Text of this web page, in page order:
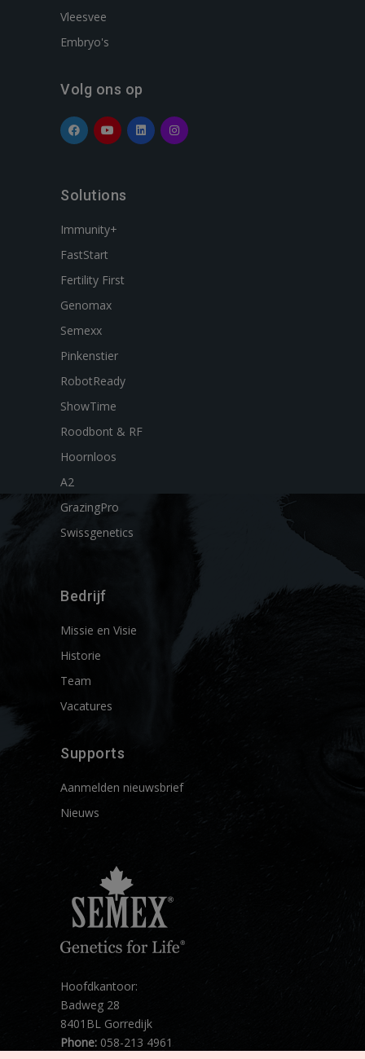
Vleesvee
Embryo's
Volg ons op
Solutions
Immunity+
FastStart
Fertility First
Genomax
Semexx
Pinkenstier
RobotReady
ShowTime
Roodbont & RF
Hoornloos
A2
GrazingPro
Swissgenetics
Bedrijf
Missie en Visie
Historie
Team
Vacatures
Supports
Aanmelden nieuwsbrief
Nieuws
Hoofdkantoor:
Badweg 28
8401BL Gorredijk
Phone: 058-213 4961